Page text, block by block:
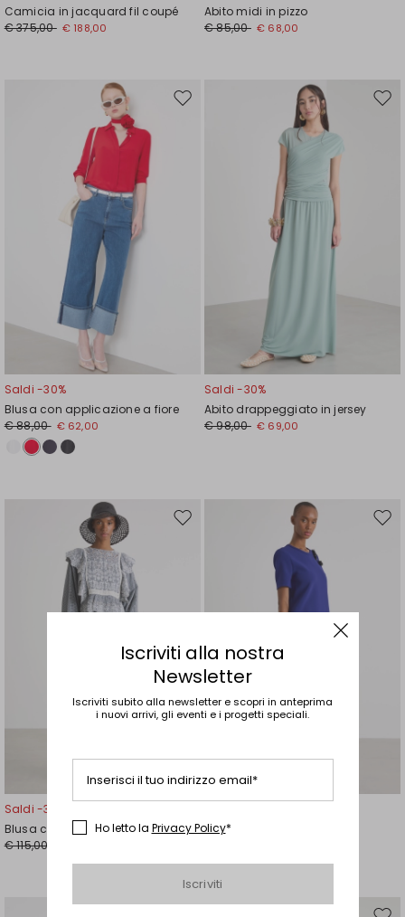
Camicia in jacquard fil coupé
€ 375,00 € 188,00
Abito midi in pizzo
€ 85,00 € 68,00
Sposta
Saldi -30%
Blusa con applicazione a fiore
€ 88,00 € 62,00
Saldi -30%
Abito drappeggiato in jersey
€ 98,00 € 69,00
Sposta
Saldi -30%
Blusa con davantino ricamato
€ 115,00
Abito con gonna a balze
Iscriviti alla nostra
Newsletter
Iscriviti subito alla newsletter e scopri in anteprima
i nuovi arrivi, gli eventi e i progetti speciali.
Inserisci il tuo indirizzo email*
Ho letto la Privacy Policy*
Iscriviti